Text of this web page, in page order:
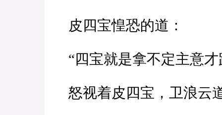
皮四宝惶恐的道：
“四宝就是拿不定主意
怒视着皮四宝，卫浪云